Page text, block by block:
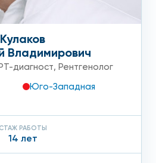
Кулаков
Владимирович
диагност, Рентгенолог
Юго-Западная
СТАЖ РАБОТЫ
14 лет